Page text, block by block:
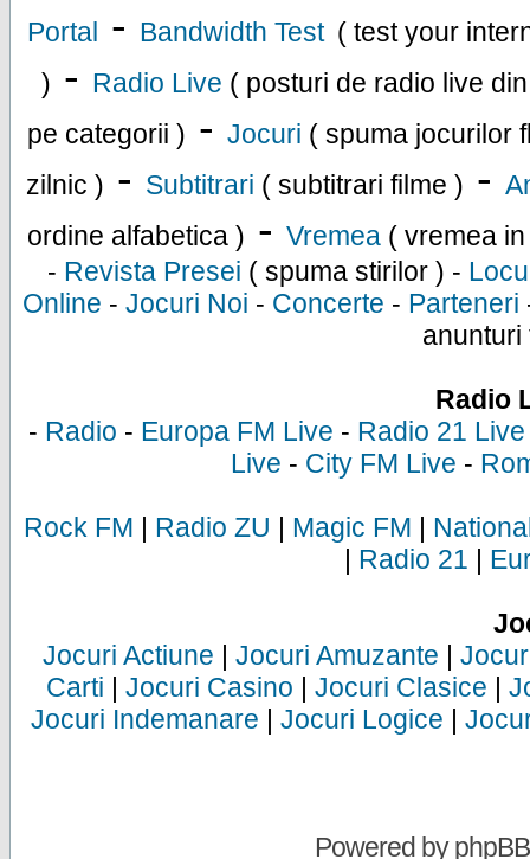
Portal - Bandwidth Test ( test your
) - Radio Live ( posturi de radio live
pe categorii ) - Jocuri ( spuma jocurilor
zilnic ) - Subtitrari ( subtitrari filme ) -
ordine alfabetica ) - Vremea ( vremea
- Revista Presei ( spuma stirilor ) -
Online - Jocuri Noi - Concerte - Parteneri
anunturi
Radio
- Radio - Europa FM Live - Radio 21 Live
Live - City FM Live -
Rock FM | Radio ZU | Magic FM |
| Radio 21 |
Jocuri Actiune | Jocuri Amuzante |
Carti | Jocuri Casino | Jocuri Clasice |
Jocuri Indemanare | Jocuri Logice |
Powered byphpBB